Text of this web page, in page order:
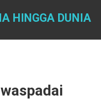
HINGGA DUNIA